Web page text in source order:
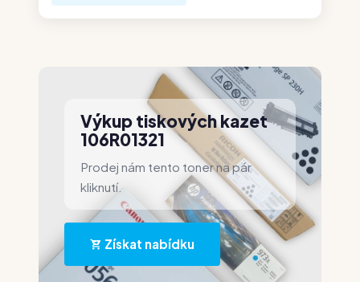
Výkup tiskových kazet
106R01321
Prodej nám tento toner na pár
kliknutí.
Získat nabídku